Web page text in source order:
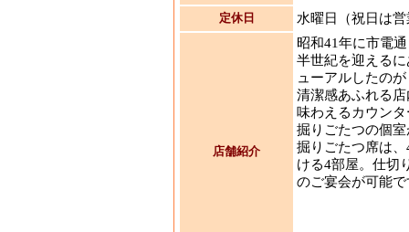
定休日 水曜日（祝日は
店舗紹介
昭和41年に市電
半世紀を迎える
ューアルしたの
清潔感あふれる
味わえるカウン
掘りごたつの個
掘りごたつ席は
ける4部屋。仕切
のご宴会が可能で